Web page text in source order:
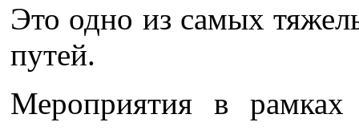
Это одно из самых
путей.
Мероприятия в рамках